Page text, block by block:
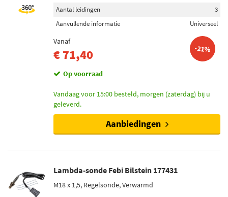
Aantal leidingen
3
Aanvullende informatie
Universeel
Vanaf
€ 71,40 -21%
Op voorraad
Vandaag voor 15:00 besteld, morgen (zaterdag) bij u
geleverd.
Aanbiedingen
Lambda-sonde Febi Bilstein 177431
M18 x 1,5, Regelsonde, Verwarmd